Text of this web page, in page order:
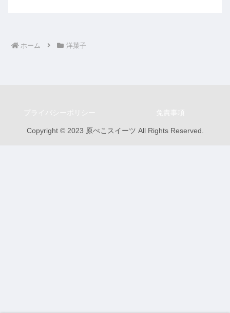
ホーム 洋菓子
プライバシーポリシー 免責事項
Copyright © 2023 原ぺこスイーツ All Rights Reserved.